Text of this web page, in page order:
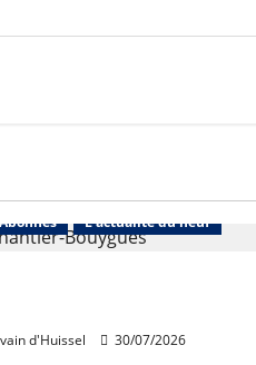
L'actualité du neuf
d'Huissel 30/07/2026